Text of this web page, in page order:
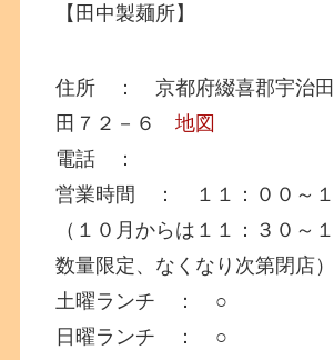
【田中製麺所】
住所 ： 京都府綴喜郡宇治田
田７２－６地図
電話 ：
営業時間 ： １１：００～１
（１０月からは１１：３０～
数量限定、なくなり次第閉店）
土曜ランチ ： ○
日曜ランチ ： ○